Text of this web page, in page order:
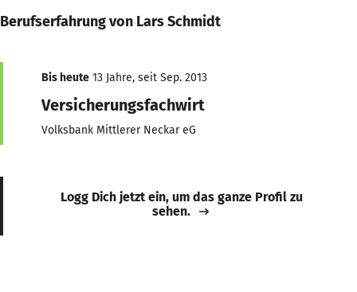
Berufserfahrung von Lars Schmidt
Bis heute 13 Jahre, seit Sep. 2013
Versicherungsfachwirt
Volksbank Mittlerer Neckar eG
Logg Dich jetzt ein, um das ganze Profil zu
sehen.